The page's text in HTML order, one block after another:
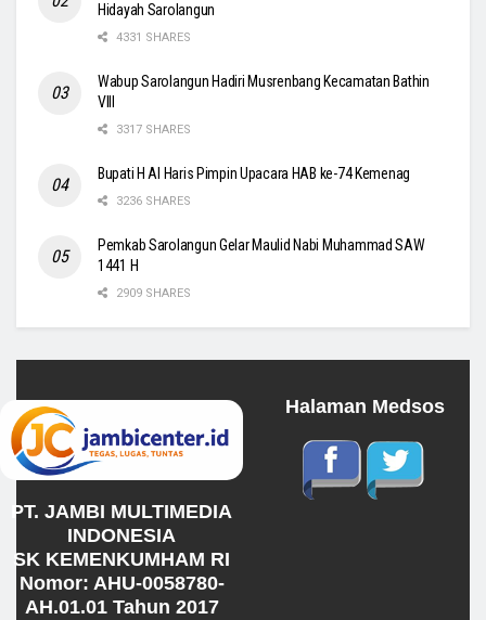
Hidayah Sarolangun
4331 SHARES
Wabup Sarolangun Hadiri Musrenbang Kecamatan Bathin
VIII
3317 SHARES
Bupati H Al Haris Pimpin Upacara HAB ke-74 Kemenag
3236 SHARES
Pemkab Sarolangun Gelar Maulid Nabi Muhammad SAW
1441 H
2909 SHARES
PT. JAMBI MULTIMEDIA
INDONESIA
SK KEMENKUMHAM RI
Nomor: AHU-0058780-
AH.01.01 Tahun 2017
Halaman Medsos